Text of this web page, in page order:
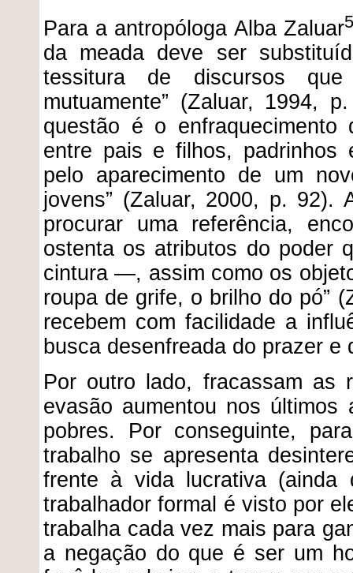
Para a antropóloga Alba Zaluar5
da meada deve ser
tessitura de discursos
mutuamente” (Zaluar, 1994,
questão é o
entre pais e filhos, padrinhos
pelo aparecimento de um
jovens” (Zaluar, 2000, p. 92).
procurar uma referência,
ostenta os atributos do poder
cintura —, assim como os
roupa de grife, o brilho do pó”
recebem com facilidade a
busca desenfreada do prazer e
Por outro lado, fracassam as
evasão aumentou nos últimos
pobres. Por conseguinte,
trabalho se apresenta
frente à vida lucrativa
trabalhador formal é visto por
trabalha cada vez mais para
a negação do que é ser um